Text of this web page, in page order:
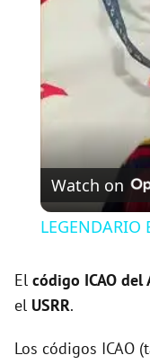
Watch on
LEGENDARIO
El código ICAO del
el USRR.
Los códigos ICAO